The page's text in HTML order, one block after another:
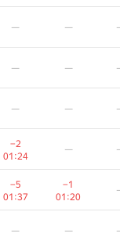
— —
— —
— —
−2
01:24
—
−5
01:37
−1
01:20
— —